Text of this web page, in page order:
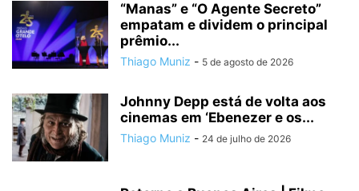
“Manas” e “O Agente Secreto”
empatam e dividem o principal
prêmio...
Thiago Muniz - 5 de agosto de 2026
Johnny Depp está de volta aos
cinemas em ‘Ebenezer e os...
Thiago Muniz - 24 de julho de 2026